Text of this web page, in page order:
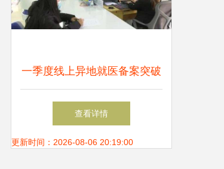
一季度线上异地就医备案突破
171万，数字化服务为医保惠
民提质增效
查看详情
更新时间：2026-08-06 20:19:00